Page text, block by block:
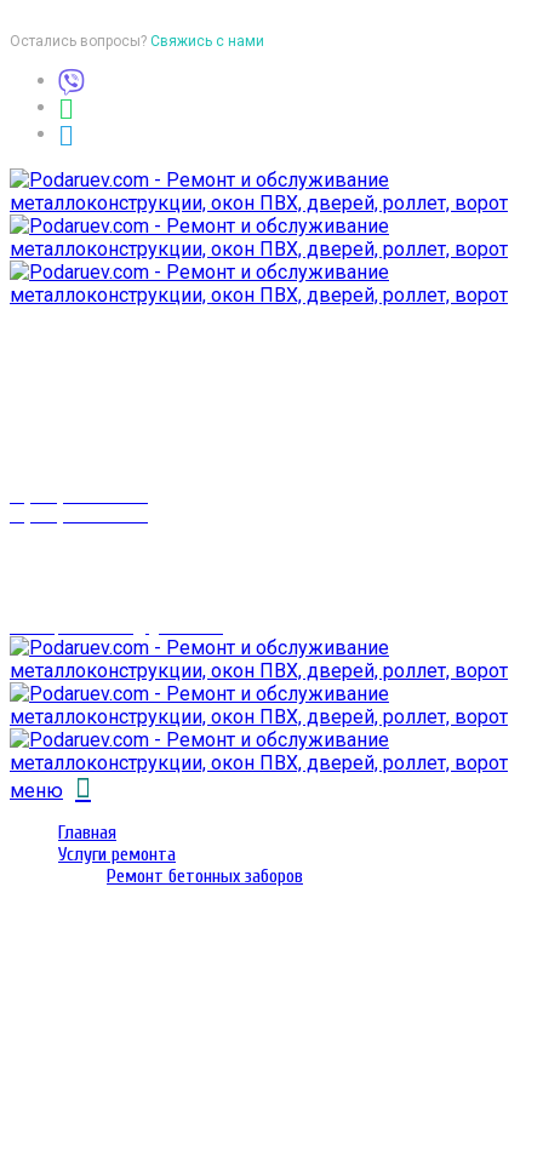
Остались вопросы? Свяжись с нами
меню
Главная
Услуги ремонта
Ремонт бетонных заборов